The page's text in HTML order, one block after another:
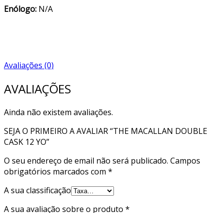
Enólogo: N/A
Avaliações (0)
AVALIAÇÕES
Ainda não existem avaliações.
SEJA O PRIMEIRO A AVALIAR “THE MACALLAN DOUBLE
CASK 12 YO”
O seu endereço de email não será publicado. Campos
obrigatórios marcados com *
A sua classificação
A sua avaliação sobre o produto *